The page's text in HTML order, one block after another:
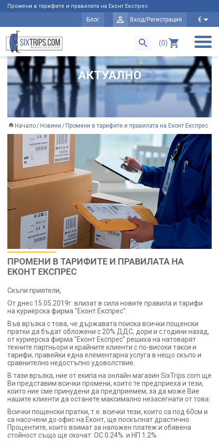
Промени в тарифите и правилата на Еконт Експрес
Блог Вход/Регистрация €
(0)
АКТУАЛНО
Начало Новини Промени в тарифите и правилата на Еконт Експрес
ПРОМЕНИ В ТАРИФИТЕ И ПРАВИЛАТА НА
ЕКОНТ ЕКСПРЕС
Скъпи приятели,
От днес 15.05.2019г. влизат в сила новите правила и тарифи
на куриерска фирма "Еконт Експрес".
Във връзка с това, че държавата поиска всички пощенски
пратки да бъдат обложени с 20% ДДС, дори и с години назад,
от куриерска фирма "Еконт Експрес" решиха на натоварят
техните партньори и крайните клиенти с по-високи такси и
тарифи, правейки една елементарна услуга в нещо скъпо и
сравнително недостъпно удоволствие.
В тази връзка, ние от екипа на онлайн магазин SixTrips.com ще
Ви представим всички промени, които те предприеха и тези,
които ние сме принудени да предприемем, за да може Вие
нашите клиенти да останете максимално незасегнати от това:
Всички пощенски пратки, т.е. всички тези, които са под 60см и
са насочени до офис на Еконт, ще поскъпнат драстично.
Процентите, които взимат за наложен платеж и обявена
стойност също ще скочат: ОС 0.24%. и НП 1.2%.